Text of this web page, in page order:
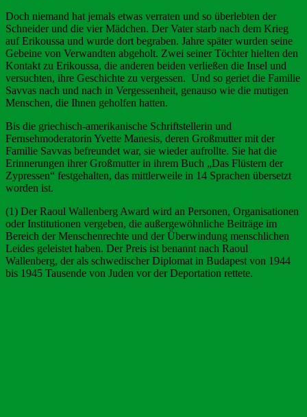
Doch niemand hat jemals etwas verraten und so überlebten der
Schneider und die vier Mädchen. Der Vater starb nach dem Krieg
auf Erikoussa und wurde dort begraben. Jahre später wurden seine
Gebeine von Verwandten abgeholt. Zwei seiner Töchter hielten den
Kontakt zu Erikoussa, die anderen beiden verließen die Insel und
versuchten, ihre Geschichte zu vergessen. Und so geriet die Familie
Savvas nach und nach in Vergessenheit, genauso wie die mutigen
Menschen, die Ihnen geholfen hatten.
Bis die griechisch-amerikanische Schriftstellerin und
Fernsehmoderatorin Yvette Manesis, deren Großmutter mit der
Familie Savvas befreundet war, sie wieder aufrollte. Sie hat die
Erinnerungen ihrer Großmutter in ihrem Buch „Das Flüstern der
Zypressen“ festgehalten, das mittlerweile in 14 Sprachen übersetzt
worden ist.
(1) Der Raoul Wallenberg Award wird an Personen, Organisationen
oder Institutionen vergeben, die außergewöhnliche Beiträge im
Bereich der Menschenrechte und der Überwindung menschlichen
Leides geleistet haben. Der Preis ist benannt nach Raoul
Wallenberg, der als schwedischer Diplomat in Budapest von 1944
bis 1945 Tausende von Juden vor der Deportation rettete.